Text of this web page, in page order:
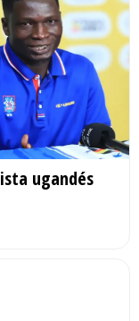
ugandés